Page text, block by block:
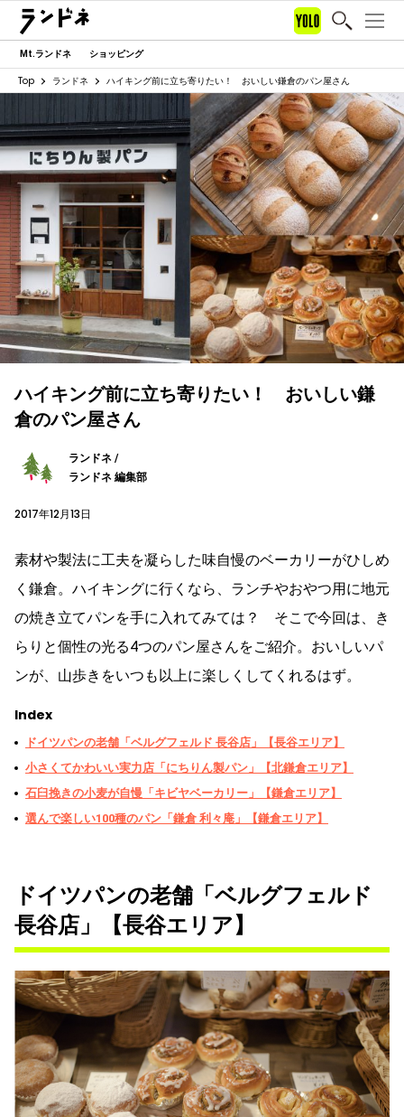
Mt.ランドネ ショッピング
Top ランドネ ハイキング前に立ち寄りたい！ おいしい鎌倉のパン屋さん
ハイキング前に立ち寄りたい！ おいしい鎌
倉のパン屋さん
ランドネ /
ランドネ 編集部
2017年12月13日
素材や製法に工夫を凝らした味自慢のベーカリーがひしめ
く鎌倉。ハイキングに行くなら、ランチやおやつ用に地元
の焼き立てパンを手に入れてみては？ そこで今回は、き
らりと個性の光る4つのパン屋さんをご紹介。おいしいパ
ンが、山歩きをいつも以上に楽しくしてくれるはず。
Index
ドイツパンの老舗「ベルグフェルド 長谷店」【長谷エリア】
小さくてかわいい実力店「にちりん製パン」【北鎌倉エリア】
石臼挽きの小麦が自慢「キビヤベーカリー」【鎌倉エリア】
選んで楽しい100種のパン「鎌倉 利々庵」【鎌倉エリア】
ドイツパンの老舗「ベルグフェルド
長谷店」【長谷エリア】